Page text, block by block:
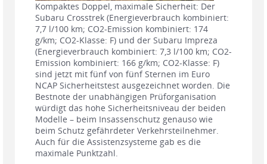
Kompaktes Doppel, maximale Sicherheit: Der
Subaru Crosstrek (Energieverbrauch kombiniert:
7,7 l/100 km; CO2-Emission kombiniert: 174
g/km; CO2-Klasse: F) und der Subaru Impreza
(Energieverbrauch kombiniert: 7,3 l/100 km; CO2-
Emission kombiniert: 166 g/km; CO2-Klasse: F)
sind jetzt mit fünf von fünf Sternen im Euro
NCAP Sicherheitstest ausgezeichnet worden. Die
Bestnote der unabhängigen Prüforganisation
würdigt das hohe Sicherheitsniveau der beiden
Modelle – beim Insassenschutz genauso wie
beim Schutz gefährdeter Verkehrsteilnehmer.
Auch für die Assistenzsysteme gab es die
maximale Punktzahl.